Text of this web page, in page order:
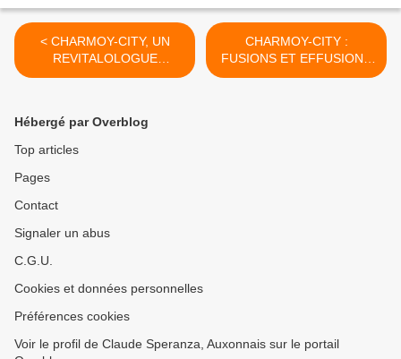
< CHARMOY-CITY, UN
REVITALOLOGUE
POSTULANT, AUTANT
VILLE - du 4 juin 2020
(J+4187 après le vote
CHARMOY-CITY :
FUSIONS ET EFFUSIONS
DANS LES BRANCHES DU
Hébergé par Overblog
Top articles
Pages
Contact
Signaler un abus
C.G.U.
Cookies et données personnelles
Préférences cookies
Voir le profil de Claude Speranza, Auxonnais sur le portail